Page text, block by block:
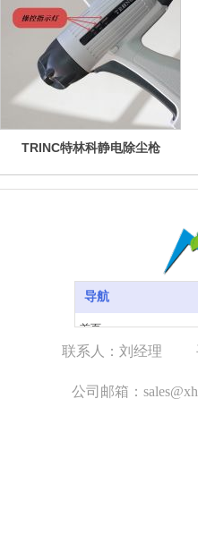
TRINC特林科静电除尘枪
导航
首页
关于我们
案例展示
联系人：刘经理
公司邮箱：